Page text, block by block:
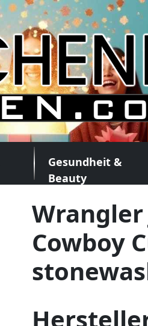
Gesundheit &
Beauty
Wrangler
Cowboy